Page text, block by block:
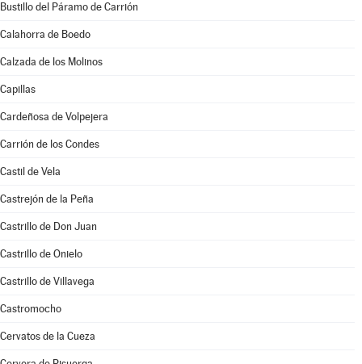
Bustillo del Páramo de Carrión
Calahorra de Boedo
Calzada de los Molinos
Capillas
Cardeñosa de Volpejera
Carrión de los Condes
Castil de Vela
Castrejón de la Peña
Castrillo de Don Juan
Castrillo de Onielo
Castrillo de Villavega
Castromocho
Cervatos de la Cueza